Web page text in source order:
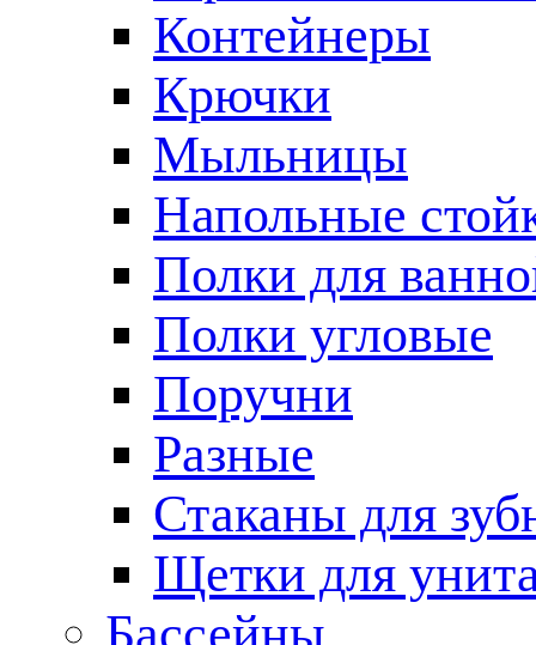
Контейнеры
Крючки
Мыльницы
Напольные
Полки для
Полки угловые
Поручни
Разные
Стаканы для
Щетки для
Бассейны